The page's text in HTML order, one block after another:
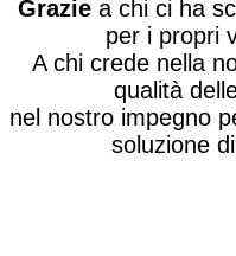
Graziea chi ci ha
per i propri
A chi crede nella
qualità
nel nostro impegno
soluzione